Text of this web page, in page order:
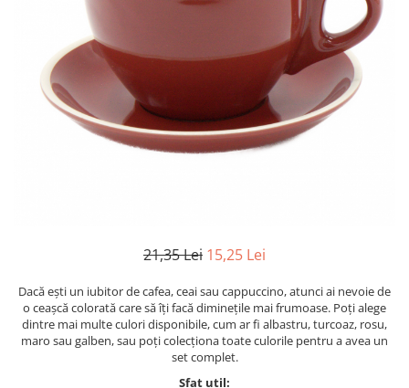
21,35 Lei 15,25 Lei
Dacă ești un iubitor de cafea, ceai sau cappuccino, atunci ai nevoie de
o ceașcă colorată care să îți facă diminețile mai frumoase. Poți alege
dintre mai multe culori disponibile, cum ar fi albastru, turcoaz, rosu,
maro sau galben, sau poți colecționa toate culorile pentru a avea un
set complet.
Sfat util: